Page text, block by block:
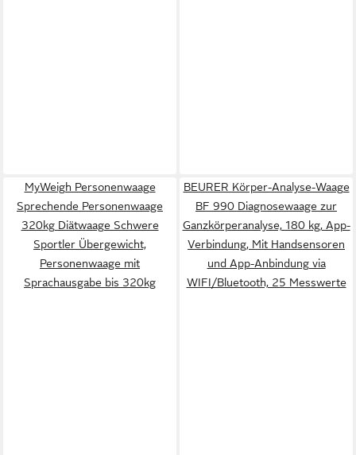
MyWeigh Personenwaage
Sprechende Personenwaage
320kg Diätwaage Schwere
Sportler Übergewicht,
Personenwaage mit
Sprachausgabe bis 320kg
BEURER Körper-Analyse-Waage
BF 990 Diagnosewaage zur
Ganzkörperanalyse, 180 kg, App-
Verbindung, Mit Handsensoren
und App-Anbindung via
WIFI/Bluetooth, 25 Messwerte